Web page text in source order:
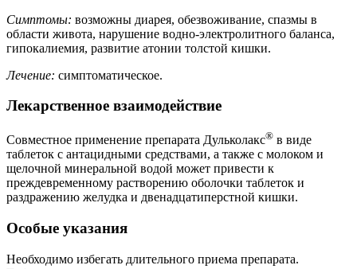
Симптомы: возможны диарея, обезвоживание, спазмы в
области живота, нарушение водно-электролитного баланса,
гипокалиемия, развитие атонии толстой кишки.
Лечение: симптоматическое.
Лекарственное взаимодействие
Совместное применение препарата Дульколакс® в виде
таблеток с антацидными средствами, а также с молоком и
щелочной минеральной водой может привести к
преждевременному растворению оболочки таблеток и
раздражению желудка и двенадцатиперстной кишки.
Особые указания
Необходимо избегать длительного приема препарата.